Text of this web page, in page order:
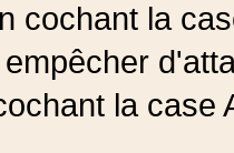
cochant la
la case